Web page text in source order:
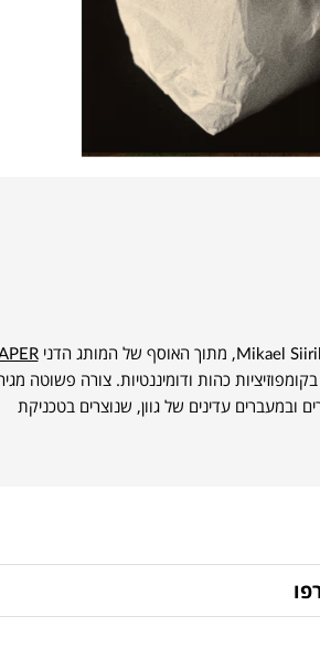
כהות ודומיננטיות. צורה פשוטה
עדינים של גוון, שנוצרים בטכניקת